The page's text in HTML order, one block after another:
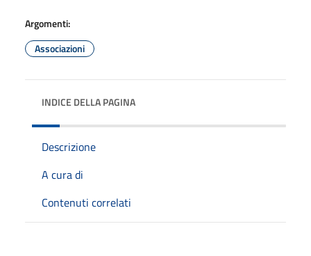
Argomenti:
Associazioni
INDICE DELLA PAGINA
Descrizione
A cura di
Contenuti correlati